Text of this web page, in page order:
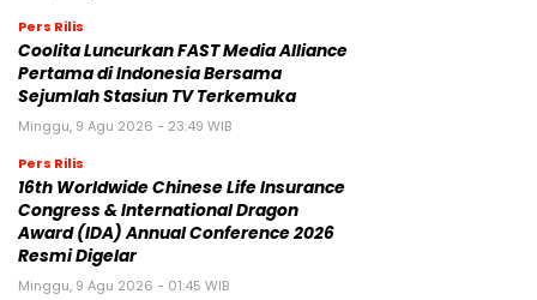
Pers Rilis
Coolita Luncurkan FAST Media Alliance
Pertama di Indonesia Bersama
Sejumlah Stasiun TV Terkemuka
Minggu, 9 Agu 2026 - 23:49 WIB
Pers Rilis
16th Worldwide Chinese Life Insurance
Congress & International Dragon
Award (IDA) Annual Conference 2026
Resmi Digelar
Minggu, 9 Agu 2026 - 01:45 WIB